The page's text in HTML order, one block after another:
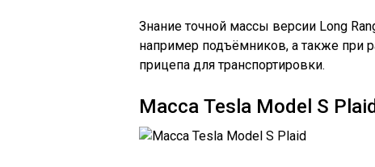
Знание точной массы версии Long
например подъёмников, а также при
прицепа для транспортировки.
Масса Tesla Model S Plaid